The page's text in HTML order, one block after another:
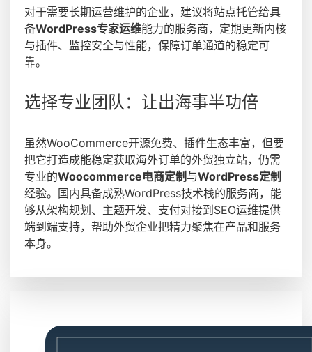
对于需要长期运营维护的企业，建议将站点托管给具
备WordPress专家运维能力的服务商，定期更新内核
与插件、监控安全与性能，保障订单通道的稳定可
靠。
选择专业团队：让出海事半功倍
虽然WooCommerce开源免费、插件生态丰富，但要
把它打造成能稳定获取海外订单的外贸独立站，仍需
专业的Woocommerce电商定制 与WordPress定制
经验。国内具备成熟WordPress技术栈的服务商，能
够从架构规划、主题开发、支付对接到SEO运维提供
端到端支持，帮助外贸企业把精力聚焦在产品和服务
本身。